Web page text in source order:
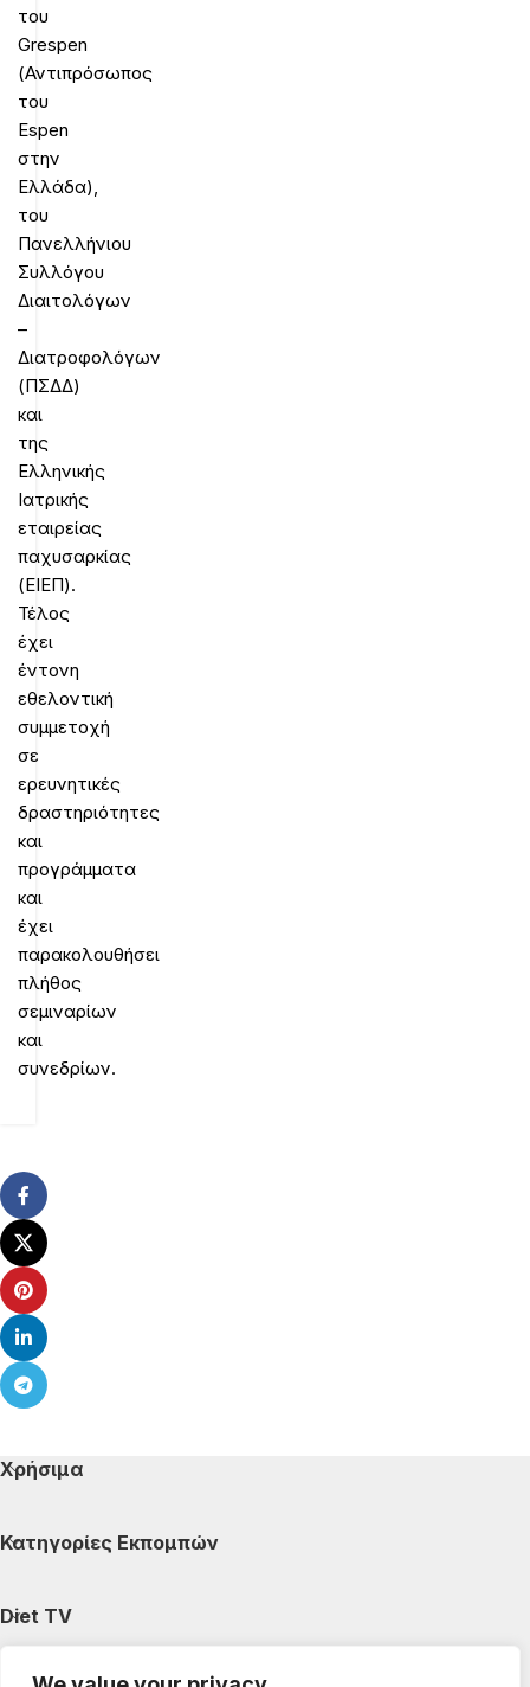
του
Grespen
(Αντιπρόσωπος
του
Espen
στην
Ελλάδα),
του
Πανελλήνιου
Συλλόγου
Διαιτολόγων
–
Διατροφολόγων
(ΠΣΔΔ)
και
της
Ελληνικής
Ιατρικής
εταιρείας
παχυσαρκίας
(ΕΙΕΠ).
Τέλος
έχει
έντονη
εθελοντική
συμμετοχή
σε
ερευνητικές
δραστηριότητες
και
προγράμματα
και
έχει
παρακολουθήσει
πλήθος
σεμιναρίων
και
συνεδρίων.
Χρήσιμα
Κατηγορίες Εκπομπών
Diet TV